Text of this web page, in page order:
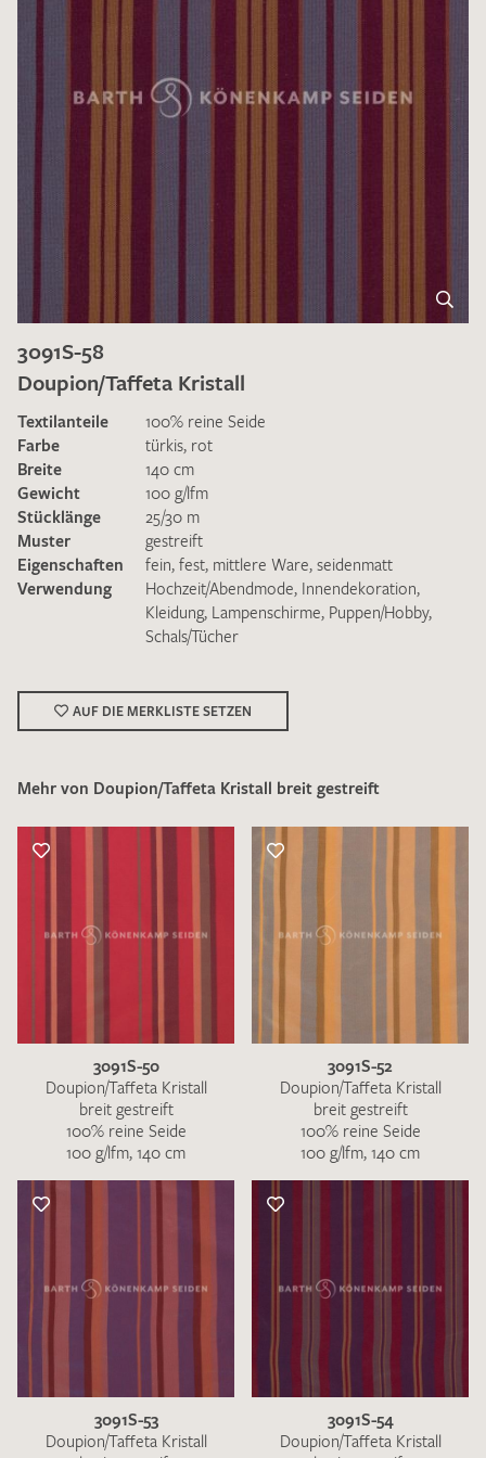
Ich bin damit einverstanden, dass meine angegebenen Daten
DieDatenschutzbestimmungenhabe ich zur Kenntnis
genommen und akzeptiere diese.
MUSTERANFRAGE SENDEN
3091S-58
Doupion/Taffeta Kristall
Textilanteile
100% reine Seide
Farbe
türkis, rot
Breite
140 cm
Gewicht
100 g/lfm
Stücklänge
25/30 m
Muster
gestreift
Eigenschaften
fein, fest, mittlere Ware, seidenmatt
Verwendung
Hochzeit/Abendmode, Innendekoration,
Kleidung, Lampenschirme, Puppen/Hobby,
Schals/Tücher
AUF DIE MERKLISTE SETZEN
Mehr von Doupion/Taffeta Kristall breit gestreift
3091S-50
Doupion/Taffeta Kristall
breit gestreift
100% reine Seide
100 g/lfm, 140 cm
3091S-52
Doupion/Taffeta Kristall
breit gestreift
100% reine Seide
100 g/lfm, 140 cm
3091S-53
Doupion/Taffeta Kristall
3091S-54
Doupion/Taffeta Kristall